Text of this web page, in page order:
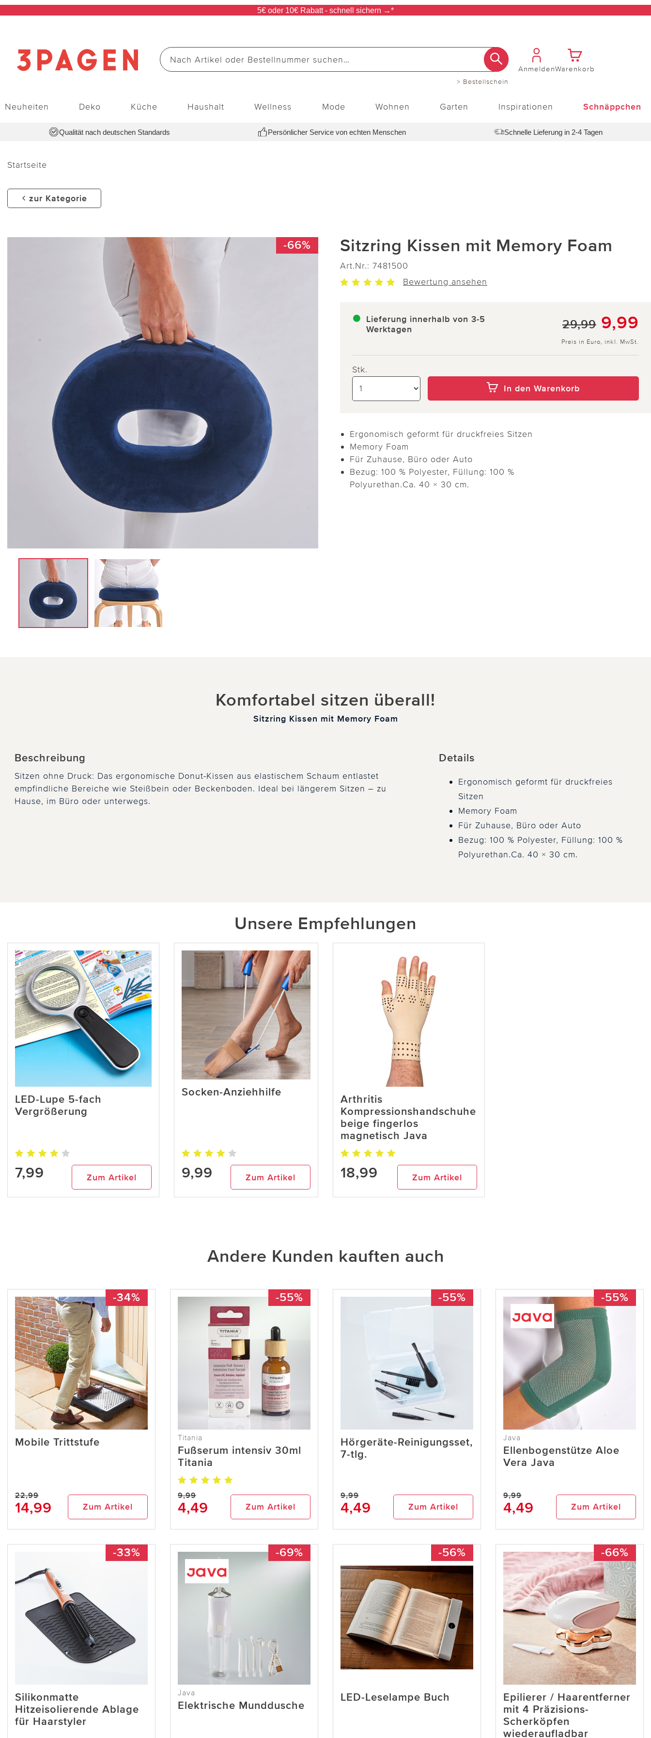
5€ oder 10€ Rabatt - schnell sichern →*
> Bestellschein
AnmeldenWarenkorb
Neuheiten Deko Küche Haushalt Wellness Mode Wohnen Garten Inspirationen Schnäppchen
Qualität nach deutschen Standards Persönlicher Service von echten Menschen Schnelle Lieferung in 2-4 Tagen
Startseite
zur Kategorie
-66% Sitzring Kissen mit Memory Foam
Art.Nr.: 7481500
Bewertung ansehen
Lieferung innerhalb von 3-5
Werktagen
29,99 9,99
Preis in Euro, inkl. MwSt.
Stk.
In den Warenkorb
Ergonomisch geformt für druckfreies Sitzen
Memory Foam
Für Zuhause, Büro oder Auto
Bezug: 100 % Polyester, Füllung: 100 %
Polyurethan.Ca. 40 × 30 cm.
Komfortabel sitzen überall!
Sitzring Kissen mit Memory Foam
Beschreibung
Sitzen ohne Druck: Das ergonomische Donut-Kissen aus elastischem Schaum entlastet
empfindliche Bereiche wie Steißbein oder Beckenboden. Ideal bei längerem Sitzen – zu
Hause, im Büro oder unterwegs.
Details
Ergonomisch geformt für druckfreies
Sitzen
Memory Foam
Für Zuhause, Büro oder Auto
Bezug: 100 % Polyester, Füllung: 100 %
Polyurethan.Ca. 40 × 30 cm.
Unsere Empfehlungen
LED-Lupe 5-fach
Vergrößerung
7,99 Zum Artikel
Socken-Anziehhilfe
9,99 Zum Artikel
Arthritis
Kompressionshandschuhe
beige fingerlos
magnetisch Java
18,99 Zum Artikel
Andere Kunden kauften auch
-34%
Mobile Trittstufe
22,99
14,99 Zum Artikel
-55%
Titania
Fußserum intensiv 30ml
Titania
9,99
4,49 Zum Artikel
-55%
Hörgeräte-Reinigungsset,
7-tlg.
9,99
4,49 Zum Artikel
-55%
Java
Ellenbogenstütze Aloe
Vera Java
9,99
4,49 Zum Artikel
-33%
Silikonmatte
Hitzeisolierende Ablage
für Haarstyler
-69%
Java
Elektrische Munddusche
-56%
LED-Leselampe Buch
-66%
Epilierer / Haarentferner
mit 4 Präzisions-
Scherköpfen
wiederaufladbar